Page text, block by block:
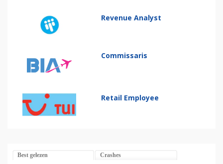
Revenue Analyst
Commissaris
Retail Employee
Best gelezen Crashes